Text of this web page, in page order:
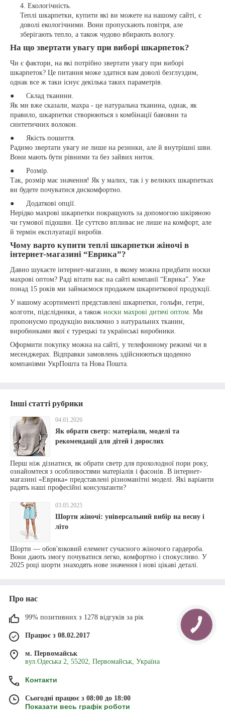
Екологічність.
Теплі шкарпетки, купити які ви можете на нашому сайті, є
доволі екологічними. Вони пропускають повітря, але
зберігають тепло, а також чудово вбирають вологу.
На що звертати увагу при виборі шкарпеток?
Чи є фактори, на які потрібно звертати увагу при виборі
шкарпеток? Це питання може здатися вам доволі безглуздим,
однак все ж таки існує декілька таких параметрів.
● Склад тканини.
Як ми вже сказали, махра - це натуральна тканина, однак, як
правило, шкарпетки створюються з комбінації бавовни та
синтетичних волокон.
● Якість пошиття.
Радимо звертати увагу не лише на резинки, але й внутрішні шви.
Вони мають бути рівними та без зайвих ниток.
● Розмір.
Так, розмір має значення! Як у малих, так і у великих шкарпетках
ви будете почуватися дискомфортно.
● Додаткові опції.
Нерідко махрові шкарпетки покращують за допомогою шкіряною
чи гумової підошви. Це суттєво впливає не лише на комфорт, але
й термін експлуатації виробів.
Чому варто купити теплі шкарпетки жіночі в
інтернет-магазині “Еврика”?
Давно шукаєте інтернет-магазин, в якому можна придбати носки
махрові оптом? Раді вітати вас на сайті компанії “Еврика”. Уже
понад 15 років ми займаємося продажем шкарпеткової продукції.
У нашому асортименті представлені шкарпетки, гольфи, гетри,
колготи, підслідники, а також носки махрові дитячі оптом . Ми
пропонуємо продукцію виключно з натуральних тканин,
виробниками якої є турецькі та українські виробники.
Оформити покупку можна на сайті, у телефонному режимі чи в
месенджерах. Відправки замовлень здійснюються щоденно
компаніями УкрПошта та Нова Пошта.
Інші статті рубрики
04.01.2026
Як обрати светр: матеріали, моделі та
рекомендації для дітей і дорослих
Перш ніж дізнатися, як обрати светр для прохолодної пори року,
ознайомтеся з особливостями матеріалів і фасонів. В інтернет-
магазині «Еврика» представлені різноманітні моделі. Які варіанти
радять наші професійні консультанти?
03.05.2025
Шорти жіночі: універсальний вибір на весну і
літо
Шорти — обов'язковий елемент сучасного жіночого гардероба.
Вони дають змогу почуватися легко, комфортно і спокусливо. У
2025 році шорти знаходять нове значення і нові цікаві деталі.
Про нас
99% позитивних з 1278 відгуків за рік
Працює з 08.02.2017
м. Первомайськ
вул.Одеська 2, 55202, Первомайськ, Україна
Контакти
Сьогодні працює з 08:00 до 18:00
Показати весь графік роботи